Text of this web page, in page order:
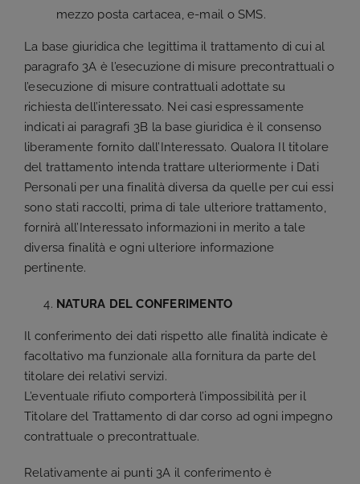
mezzo posta cartacea, e-mail o SMS.
La base giuridica che legittima il trattamento di cui al
paragrafo 3A è l’esecuzione di misure precontrattuali o
l’esecuzione di misure contrattuali adottate su
richiesta dell’interessato. Nei casi espressamente
indicati ai paragrafi 3B la base giuridica è il consenso
liberamente fornito dall’Interessato. Qualora Il titolare
del trattamento intenda trattare ulteriormente i Dati
Personali per una finalità diversa da quelle per cui essi
sono stati raccolti, prima di tale ulteriore trattamento,
fornirà all’Interessato informazioni in merito a tale
diversa finalità e ogni ulteriore informazione
pertinente.
NATURA DEL CONFERIMENTO
Il conferimento dei dati rispetto alle finalità indicate è
facoltativo ma funzionale alla fornitura da parte del
titolare dei relativi servizi.
L’eventuale rifiuto comporterà l’impossibilità per il
Titolare del Trattamento di dar corso ad ogni impegno
contrattuale o precontrattuale.
Relativamente ai punti 3A il conferimento è